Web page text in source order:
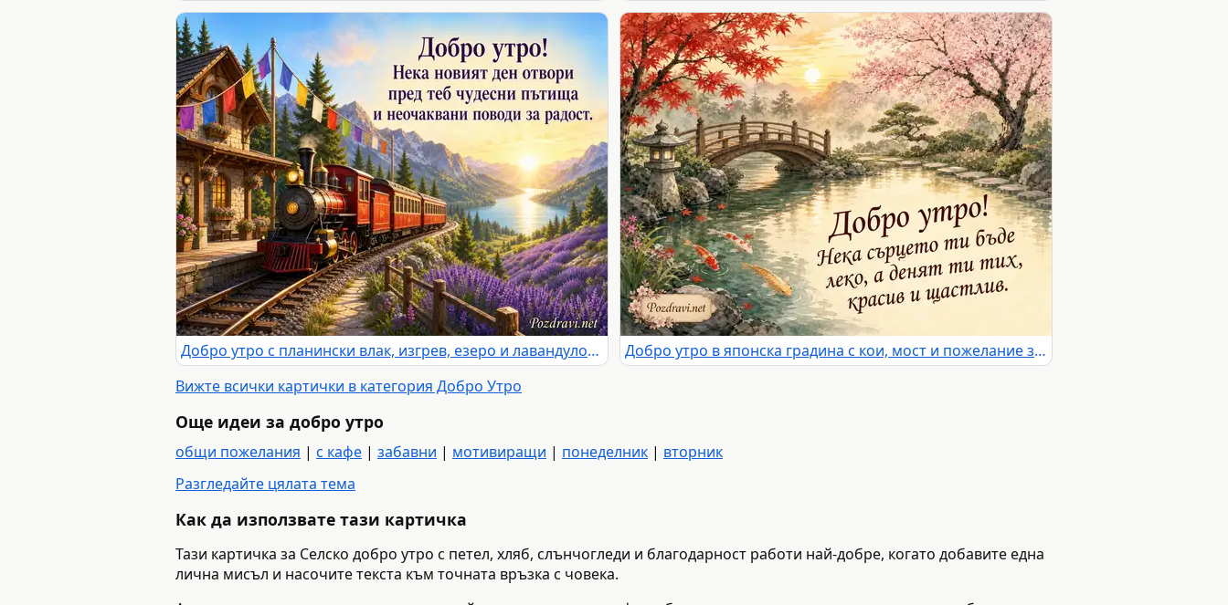
Добро утро с планински влак, изгрев, езеро и лавандулови поля
Добро утро в японска градина с кои, мост и пожелание за красив ден
Вижте всички картички в категория Добро Утро
Още идеи за добро утро
общи пожелания | с кафе | забавни | мотивиращи | понеделник | вторник
Разгледайте цялата тема
Как да използвате тази картичка
Тази картичка за Селско добро утро с петел, хляб, слънчогледи и благодарност работи най-добре, когато добавите една
лична мисъл и насочите текста към точната връзка с човека.